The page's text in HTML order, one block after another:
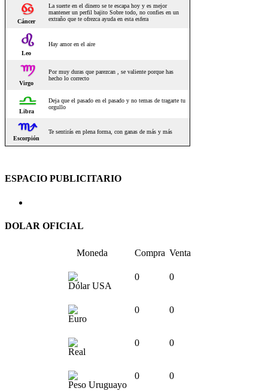
ESPACIO PUBLICITARIO
DOLAR OFICIAL
Moneda Compra Venta
Dólar USA
0 0
Euro
0 0
Real
0 0
Peso Uruguayo
0 0